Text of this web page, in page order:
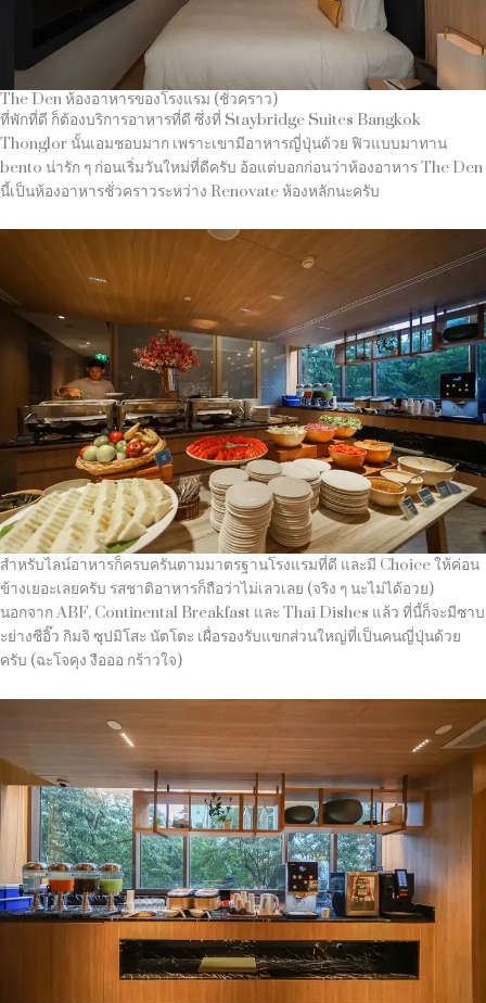
The Den ห้องอาหารของโรงแรม (ชั่วคราว)
ที่พักที่ดี ก็ต้องบริการอาหารที่ดี ซึ่งที่ Staybridge Suites Bangkok
Thonglor นั้นเอมชอบมาก เพราะเขามีอาหารญี่ปุ่นด้วย ฟิวแบบมาทาน
bento น่ารัก ๆ ก่อนเริ่มวันใหม่ที่ดีครับ อ้อแต่บอกก่อนว่าห้องอาหาร The Den
นี้เป็นห้องอาหารชั่วคราวระหว่าง Renovate ห้องหลักนะครับ
สำหรับไลน์อาหารก็ครบครันตามมาตรฐานโรงแรมที่ดี และมี Choice ให้ค่อน
ข้างเยอะเลยครับ รสชาติอาหารก็ถือว่าไม่เลวเลย (จริง ๆ นะไม่ได้อวย)
นอกจาก ABF, Continental Breakfast และ Thai Dishes แล้ว ที่นี้ก็จะมีซาบ
ะย่างซีอิ๊ว กิมจิ ซุปมิโสะ นัตโตะ เผื่อรองรับแขกส่วนใหญ่ที่เป็นคนญี่ปุ่นด้วย
ครับ (ฉะโจคุง งือออ กร้าวใจ)